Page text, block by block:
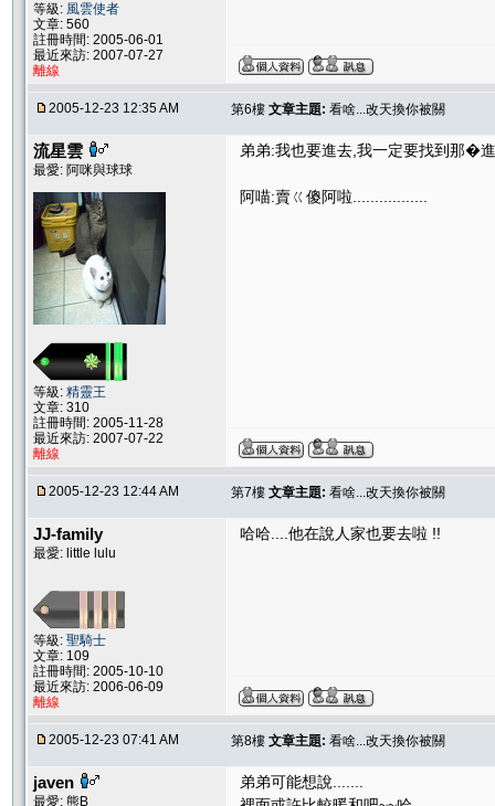
等級: 風雲使者
文章: 560
註冊時間: 2005-06-01
最近來訪: 2007-07-27
離線
2005-12-23 12:35 AM 第6樓 文章主題: 看啥...改天換你被關
流星雲
最愛: 阿咪與球球
等級: 精靈王
文章: 310
註冊時間: 2005-11-28
最近來訪: 2007-07-22
離線
弟弟:我也要進去,我一定要找到那�
阿喵:賣ㄍ傻阿啦.................
2005-12-23 12:44 AM 第7樓 文章主題: 看啥...改天換你被關
JJ-family
最愛: little lulu
等級: 聖騎士
文章: 109
註冊時間: 2005-10-10
最近來訪: 2006-06-09
離線
哈哈....他在說人家也要去啦 !!
2005-12-23 07:41 AM 第8樓 文章主題: 看啥...改天換你被關
javen
最愛: 熊B
弟弟可能